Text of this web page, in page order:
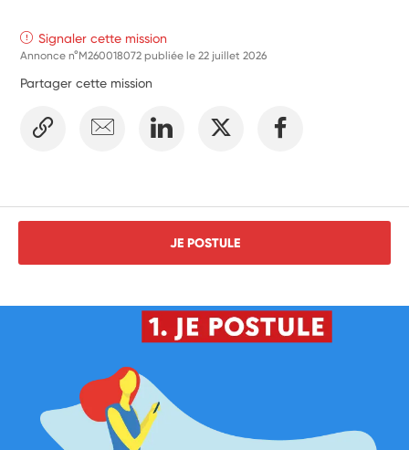
Signaler cette mission
Annonce n°M260018072 publiée le22 juillet 2026
Partager cette mission
JE POSTULE